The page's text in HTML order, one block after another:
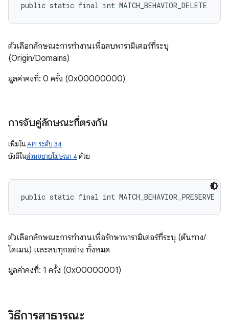
public static final int MATCH_BEHAVIOR_DELETE
ตัวเลือกลักษณะการทำงานเพื่อลบพารามิเตอร์ที่ระบุ
(Origin/Domains)
มูลค่าคงที่: 0 ครั้ง (0x00000000)
การจับคู่ลักษณะที่ตรงกัน
เพิ่มในAPI ระดับ 34
ยังมีในส่วนขยายโฆษณา 4 ด้วย
public static final int MATCH_BEHAVIOR_PRESERVE
ตัวเลือกลักษณะการทำงานเพื่อรักษาพารามิเตอร์ที่ระบุ (ต้นทาง/
โดเมน) และลบทุกอย่าง ทั้งหมด
มูลค่าคงที่: 1 ครั้ง (0x00000001)
วิธีการสาธารณะ